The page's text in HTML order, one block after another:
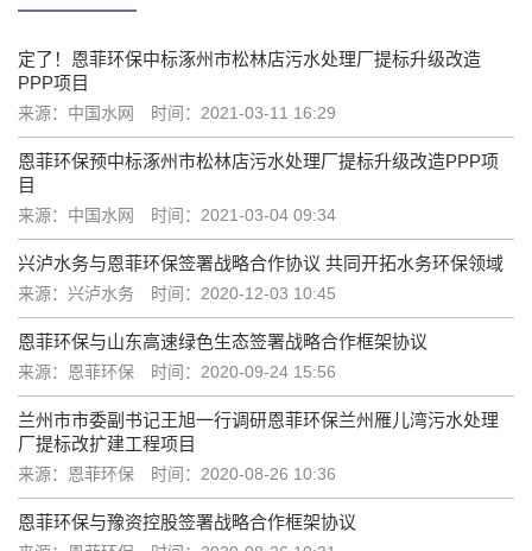
定了！恩菲环保中标涿州市松林店污水处理厂提标升级改造
PPP项目
来源：中国水网 时间：2021-03-11 16:29
恩菲环保预中标涿州市松林店污水处理厂提标升级改造PPP项
目
来源：中国水网 时间：2021-03-04 09:34
兴泸水务与恩菲环保签署战略合作协议 共同开拓水务环保领域
来源：兴泸水务 时间：2020-12-03 10:45
恩菲环保与山东高速绿色生态签署战略合作框架协议
来源：恩菲环保 时间：2020-09-24 15:56
兰州市市委副书记王旭一行调研恩菲环保兰州雁儿湾污水处理
厂提标改扩建工程项目
来源：恩菲环保 时间：2020-08-26 10:36
恩菲环保与豫资控股签署战略合作框架协议